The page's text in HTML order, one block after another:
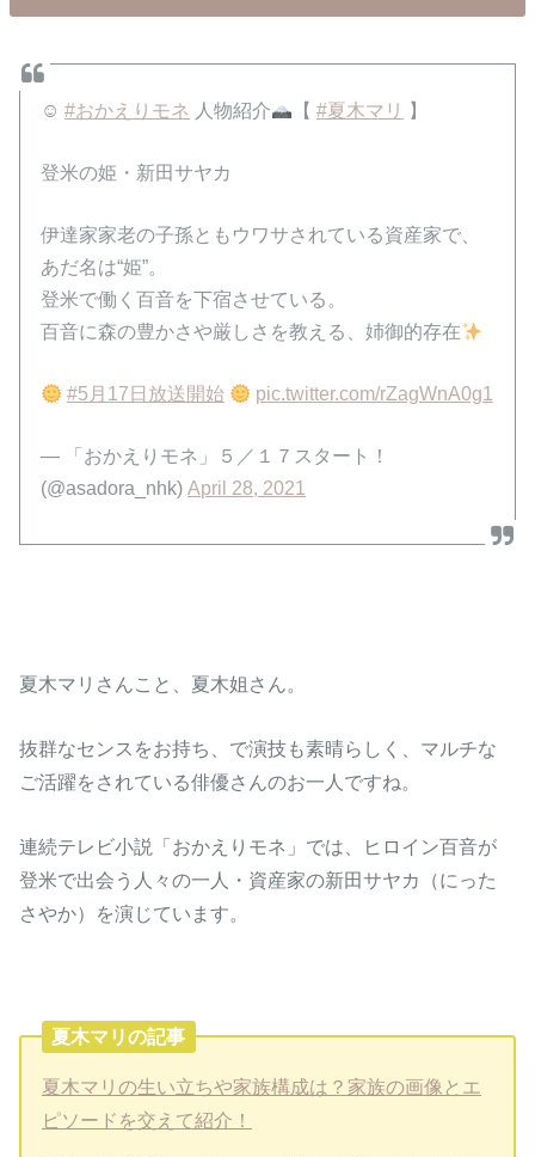
☺#おかえりモネ 人物紹介 【 #夏木マリ 】
登米の姫・新田サヤカ
伊達家家老の子孫ともウワサされている資産家で、
あだ名は“姫”。
登米で働く百音を下宿させている。
百音に森の豊かさや厳しさを教える、姉御的存在
#5月17日放送開始 pic.twitter.com/rZagWnA0g1
— 「おかえりモネ」５／１７スタート！
(@asadora_nhk)April 28, 2021
夏木マリさんこと、夏木姐さん。
抜群なセンスをお持ち、で演技も素晴らしく、マルチな
ご活躍をされている俳優さんのお一人ですね。
連続テレビ小説「おかえりモネ」では、ヒロイン百音が
登米で出会う人々の一人・資産家の新田サヤカ（にった
さやか）を演じています。
夏木マリの記事
夏木マリの生い立ちや家族構成は？家族の画像とエ
ピソードを交えて紹介！